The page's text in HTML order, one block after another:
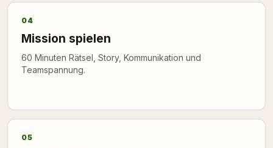
04
Mission spielen
60 Minuten Rätsel, Story, Kommunikation und
Teamspannung.
05